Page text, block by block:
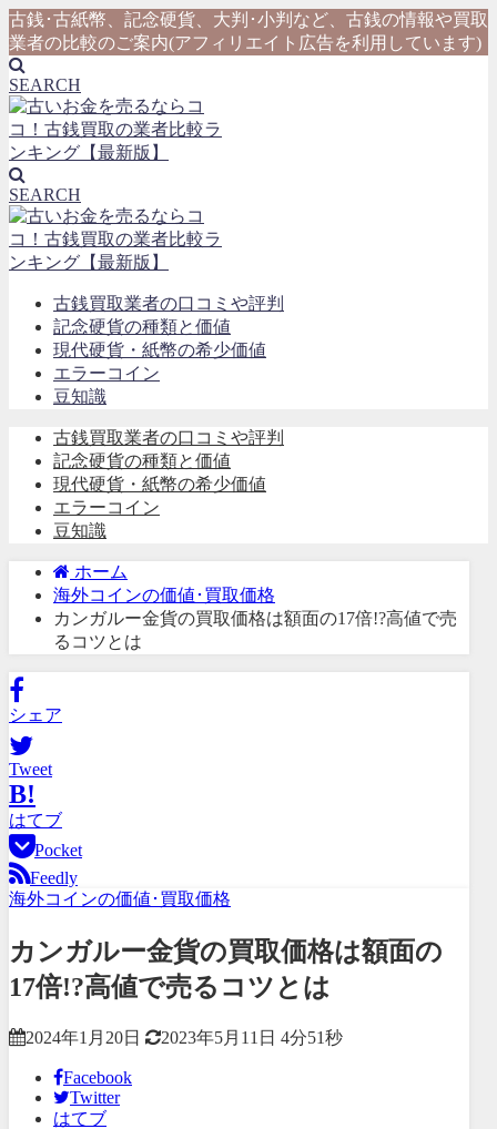
古銭･古紙幣、記念硬貨、大判･小判など、古銭の情報や買取
業者の比較のご案内(アフィリエイト広告を利用しています)
SEARCH
SEARCH
古銭買取業者の口コミや評判
記念硬貨の種類と価値
現代硬貨・紙幣の希少価値
エラーコイン
豆知識
古銭買取業者の口コミや評判
記念硬貨の種類と価値
現代硬貨・紙幣の希少価値
エラーコイン
豆知識
ホーム
海外コインの価値･買取価格
カンガルー金貨の買取価格は額面の17倍!?高値で売
るコツとは
シェア
Tweet
B!
はてブ
Pocket
Feedly
海外コインの価値･買取価格
カンガルー金貨の買取価格は額面の
17倍!?高値で売るコツとは
2024年1月20日 2023年5月11日 4分51秒
Facebook
Twitter
はてブ